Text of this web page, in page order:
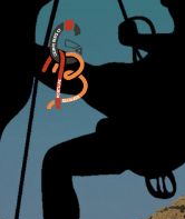
Aller
contenu